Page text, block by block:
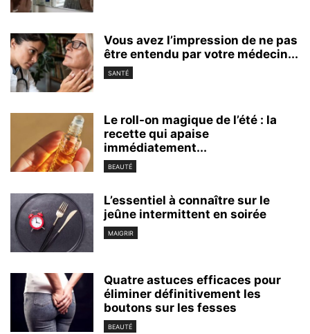
Vous avez l’impression de ne pas
être entendu par votre médecin...
SANTÉ
Le roll-on magique de l’été : la
recette qui apaise
immédiatement...
BEAUTÉ
L’essentiel à connaître sur le
jeûne intermittent en soirée
MAIGRIR
Quatre astuces efficaces pour
éliminer définitivement les
boutons sur les fesses
BEAUTÉ